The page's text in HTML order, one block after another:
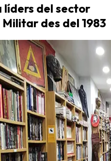
del sector
des del 1983